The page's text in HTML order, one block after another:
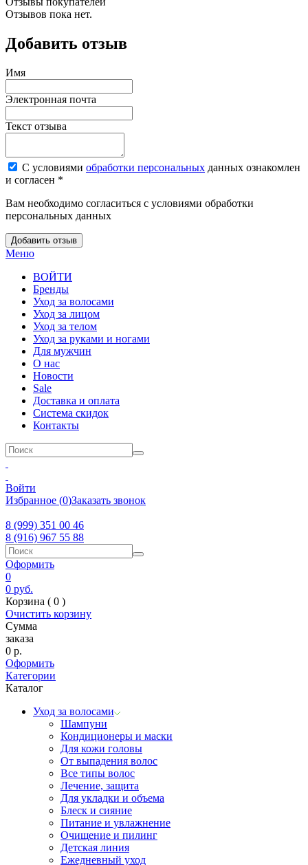
Отзывов пока нет.
Добавить отзыв
Имя
Электронная почта
Текст отзыва
С условиями обработки персональных данных ознакомлен
и согласен *
Вам необходимо согласиться с условиями обработки
персональных данных
Добавить отзыв
Меню
ВОЙТИ
Бренды
Уход за волосами
Уход за лицом
Уход за телом
Уход за руками и ногами
Для мужчин
О нас
Новости
Sale
Доставка и оплата
Система скидок
Контакты
Войти
Избранное (0)Заказать звонок
8 (999) 351 00 46
8 (916) 967 55 88
Оформить
0
0 руб.
Корзина ( 0 )
Очистить корзину
Сумма
заказа
0 р.
Оформить
Категории
Каталог
Уход за волосами
Шампуни
Кондиционеры и маски
Для кожи головы
От выпадения волос
Все типы волос
Лечение, защита
Для укладки и объема
Блеск и сияние
Питание и увлажнение
Очищение и пилинг
Детская линия
Ежедневный уход